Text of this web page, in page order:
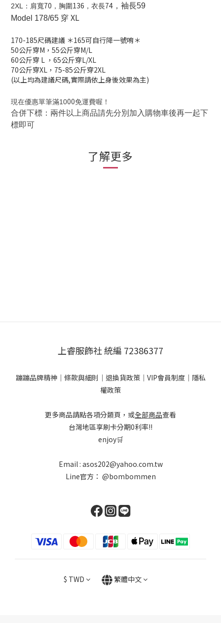
2XL ：肩寬70 ，胸圍136 ，衣長74 ，袖長59
Model 178/65 穿 XL
170-185尺碼建議 ＊165可自行降一號唷＊
50公斤穿M， 55公斤穿M/L
60公斤穿 L ， 65公斤穿L/XL
70公斤穿XL， 75-85公斤穿2XL
(以上均為建議尺碼,實際請依上身後效果為主)
現在優惠單筆滿1000免運費喔！
合併下標：兩件以上商品請先分別加入購物車後再一起下
標即可
了解更多
上睿服飾社 統編 72386377
蹦蹦品牌精神｜ 條款與細則 ｜ 退換貨政策｜ VIP會員制度｜ 隱私
權政策
更多商品請點各項分類頁，或全部商品查看
台灣地區享刷卡分期0利率!!
enjoy🛒
Email : asos202@yahoo.com.tw
Line官方： @bombommen
$ TWD 繁體中文